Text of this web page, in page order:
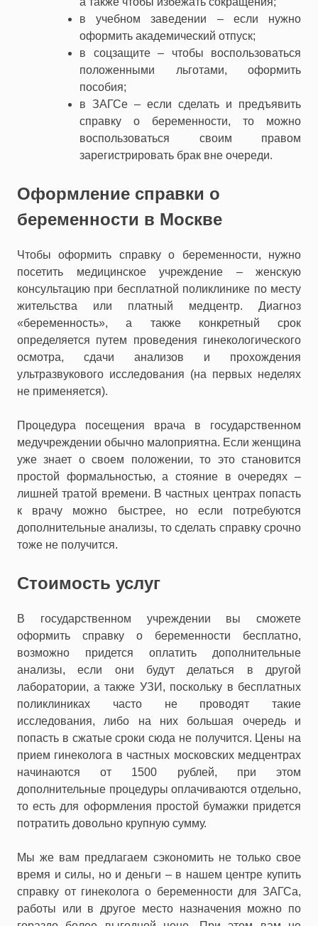
в учебном заведении – если нужно
оформить академический отпуск;
в соцзащите – чтобы воспользоваться
положенными льготами, оформить
пособия;
в ЗАГСе – если сделать и предъявить
справку о беременности, то можно
воспользоваться своим правом
зарегистрировать брак вне очереди.
Оформление справки о
беременности в Москве
Чтобы оформить справку о беременности, нужно
посетить медицинское учреждение – женскую
консультацию при бесплатной поликлинике по месту
жительства или платный медцентр. Диагноз
«беременность», а также конкретный срок
определяется путем проведения гинекологического
осмотра, сдачи анализов и прохождения
ультразвукового исследования (на первых неделях
не применяется).
Процедура посещения врача в государственном
медучреждении обычно малоприятна. Если женщина
уже знает о своем положении, то это становится
простой формальностью, а стояние в очередях –
лишней тратой времени. В частных центрах попасть
к врачу можно быстрее, но если потребуются
дополнительные анализы, то сделать справку срочно
тоже не получится.
Стоимость услуг
В государственном учреждении вы сможете
оформить справку о беременности бесплатно,
возможно придется оплатить дополнительные
анализы, если они будут делаться в другой
лаборатории, а также УЗИ, поскольку в бесплатных
поликлиниках часто не проводят такие
исследования, либо на них большая очередь и
попасть в сжатые сроки сюда не получится. Цены на
прием гинеколога в частных московских медцентрах
начинаются от 1500 рублей, при этом
дополнительные процедуры оплачиваются отдельно,
то есть для оформления простой бумажки придется
потратить довольно крупную сумму.
Мы же вам предлагаем сэкономить не только свое
время и силы, но и деньги – в нашем центре купить
справку от гинеколога о беременности для ЗАГСа,
работы или в другое место назначения можно по